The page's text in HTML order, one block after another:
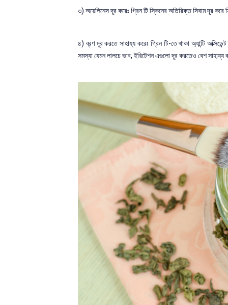
৩) অয়েলিনেস দূর করেঃ গ্রিন টি স্কিনের অতিরিক্ত সিবাম দূর করে
৪) ব্রণ দূর করতে সাহায্য করেঃ গ্রিন টি-তে থাকা অ্যান্টি
সমস্যা যেমন লালচে ভাব, ইরিটেশন এগুলো দূর করতেও বেশ সাহায্য